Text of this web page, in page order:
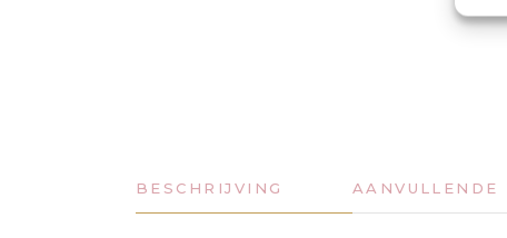
BESCHRIJVING AANVULLENDE